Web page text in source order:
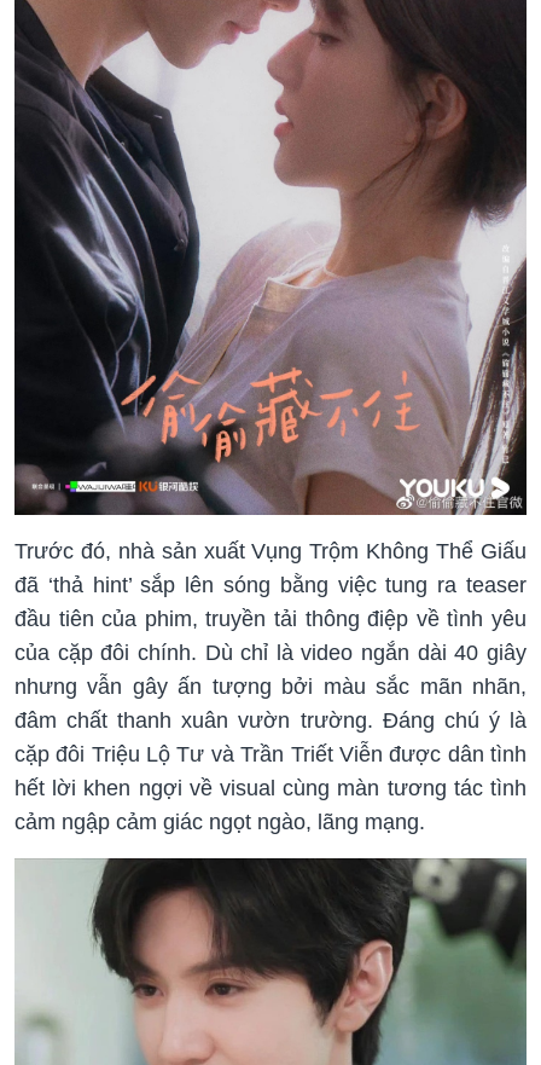
Trước đó, nhà sản xuất Vụng Trộm Không Thể Giấu
đã ‘thả hint’ sắp lên sóng bằng việc tung ra teaser
đầu tiên của phim, truyền tải thông điệp về tình yêu
của cặp đôi chính. Dù chỉ là video ngắn dài 40 giây
nhưng vẫn gây ấn tượng bởi màu sắc mãn nhãn,
đâm chất thanh xuân vườn trường. Đáng chú ý là
cặp đôi Triệu Lộ Tư và Trần Triết Viễn được dân tình
hết lời khen ngợi về visual cùng màn tương tác tình
cảm ngập cảm giác ngọt ngào, lãng mạng.